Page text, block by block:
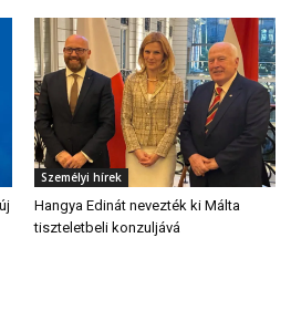
Személyi hírek
Hangya Edinát nevezték ki Málta
tiszteletbeli konzuljává